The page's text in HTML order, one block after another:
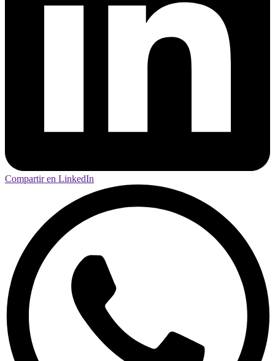
Compartir en LinkedIn